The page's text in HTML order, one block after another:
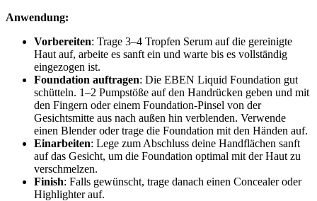
Anwendung:
Vorbereiten: Trage 3–4 Tropfen Serum auf die gereinigte
Haut auf, arbeite es sanft ein und warte bis es vollständig
eingezogen ist.
Foundation auftragen: Die EBEN Liquid Foundation gut
schütteln. 1–2 Pumpstöße auf den Handrücken geben und mit
den Fingern oder einem Foundation-Pinsel von der
Gesichtsmitte aus nach außen hin verblenden. Verwende
einen Blender oder trage die Foundation mit den Händen auf.
Einarbeiten: Lege zum Abschluss deine Handflächen sanft
auf das Gesicht, um die Foundation optimal mit der Haut zu
verschmelzen.
Finish: Falls gewünscht, trage danach einen Concealer oder
Highlighter auf.